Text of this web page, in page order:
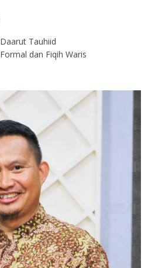
Tauhiid
dan Fiqih Waris